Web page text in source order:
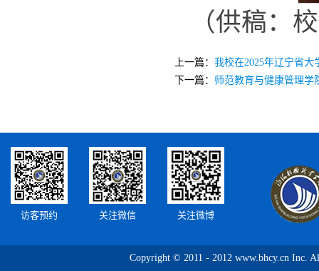
（供稿：
上一篇： 我校在2025年辽宁省
下一篇： 师范教育与健康管理学
访客预约 关注微信 关注微博
Copyright © 2011 - 2012 www.bhcy.cn